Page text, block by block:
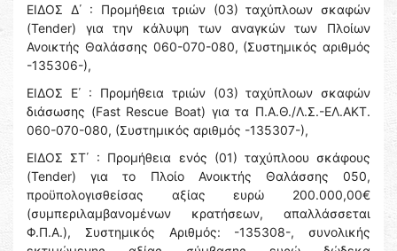
ΕΙΔΟΣ Δ΄ : Προμήθεια τριών (03) ταχύπλοων σκαφών
(Tender) για την κάλυψη των αναγκών των Πλοίων
Ανοικτής Θαλάσσης 060-070-080, (Συστημικός αριθμός
-135306-),
ΕΙΔΟΣ Ε΄ : Προμήθεια τριών (03) ταχύπλοων σκαφών
διάσωσης (Fast Rescue Boat) για τα Π.Α.Θ./Λ.Σ.-ΕΛ.ΑΚΤ.
060-070-080, (Συστημικός αριθμός -135307-),
ΕΙΔΟΣ ΣΤ΄ : Προμήθεια ενός (01) ταχύπλοου σκάφους
(Tender) για το Πλοίο Ανοικτής Θαλάσσης 050,
προϋπολογισθείσας αξίας ευρώ 200.000,00€
(συμπεριλαμβανομένων κρατήσεων, απαλλάσσεται
Φ.Π.Α.), Συστημικός Αριθμός: -135308-, συνολικής